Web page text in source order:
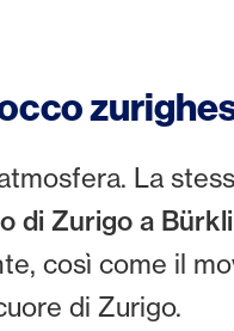
La
di Zurigo a
così come il
di Zurigo.